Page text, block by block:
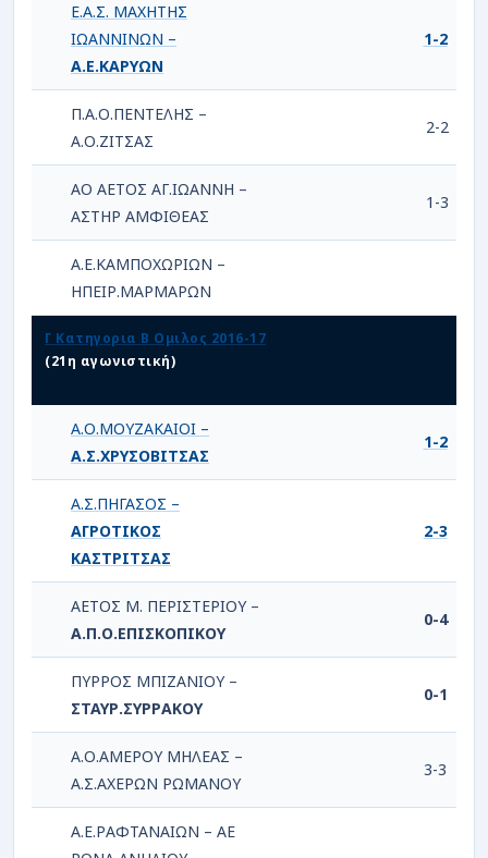
Ε.Α.Σ. ΜΑΧΗΤΗΣ
ΙΩΑΝΝΙΝΩΝ –
Α.Ε.ΚΑΡΥΩΝ
1-2
Π.Α.Ο.ΠΕΝΤΕΛΗΣ –
Α.Ο.ΖΙΤΣΑΣ
2-2
ΑΟ ΑΕΤΟΣ ΑΓ.ΙΩΑΝΝΗ –
ΑΣΤΗΡ ΑΜΦΙΘΕΑΣ
1-3
Α.Ε.ΚΑΜΠΟΧΩΡΙΩΝ –
ΗΠΕΙΡ.ΜΑΡΜΑΡΩΝ
Γ Κατηγορια Β Ομιλος 2016-17
(21η αγωνιστική)
Α.Ο.ΜΟΥΖΑΚΑΙΟΙ –
Α.Σ.ΧΡΥΣΟΒΙΤΣΑΣ
1-2
Α.Σ.ΠΗΓΑΣΟΣ –
ΑΓΡΟΤΙΚΟΣ
ΚΑΣΤΡΙΤΣΑΣ
2-3
ΑΕΤΟΣ Μ. ΠΕΡΙΣΤΕΡΙΟΥ –
Α.Π.Ο.ΕΠΙΣΚΟΠΙΚΟΥ
0-4
ΠΥΡΡΟΣ ΜΠΙΖΑΝΙΟΥ –
ΣΤΑΥΡ.ΣΥΡΡΑΚΟΥ
0-1
Α.Ο.ΑΜΕΡΟΥ ΜΗΛΕΑΣ –
Α.Σ.ΑΧΕΡΩΝ ΡΩΜΑΝΟΥ
3-3
Α.Ε.ΡΑΦΤΑΝΑΙΩΝ – ΑΕ